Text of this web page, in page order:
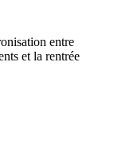
entre
et la rentrée